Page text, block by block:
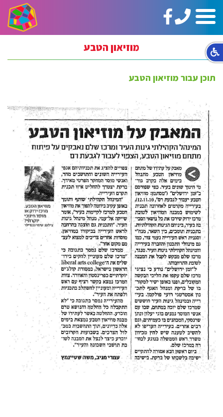
תפריט
טלפון:
02-
https://www.facebook.com/ginotHair
מוזיאון הטבע
תוכן עבור מוזיאון הטבע